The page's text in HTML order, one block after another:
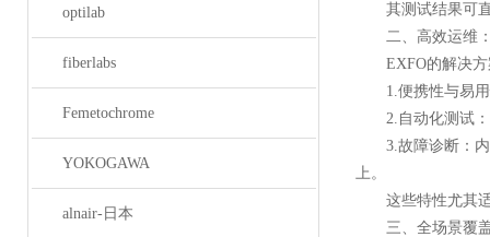
optilab
fiberlabs
Femetochrome
YOKOGAWA
alnair-日本
其测试结果可直
二、高效运维：
EXFO的解决方
1.便携性与易用
2.自动化测试：
3.故障诊断：内
上。
这些特性尤其适
三、全场景覆盖